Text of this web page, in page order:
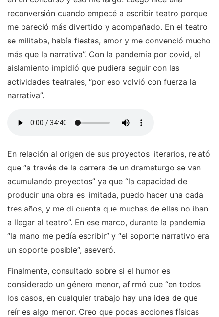
reconversión cuando empecé a escribir teatro porque
me pareció más divertido y acompañado. En el teatro
se militaba, había fiestas, amor y me convenció mucho
más que la narrativa”. Con la pandemia por covid, el
aislamiento impidió que pudiera seguir con las
actividades teatrales, “por eso volvió con fuerza la
narrativa”.
En relación al origen de sus proyectos literarios, relató
que “a través de la carrera de un dramaturgo se van
acumulando proyectos” ya que “la capacidad de
producir una obra es limitada, puedo hacer una cada
tres años, y me di cuenta que muchas de ellas no iban
a llegar al teatro”. En ese marco, durante la pandemia
“la mano me pedía escribir” y “el soporte narrativo era
un soporte posible“, aseveró.
Finalmente, consultado sobre si el humor es
considerado un género menor, afirmó que “en todos
los casos, en cualquier trabajo hay una idea de que
reír es algo menor. Creo que pocas acciones físicas